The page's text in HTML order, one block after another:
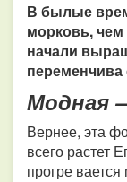
В былые
морковь,
начали
Модная
Вернее, эта
всего растет
прогре